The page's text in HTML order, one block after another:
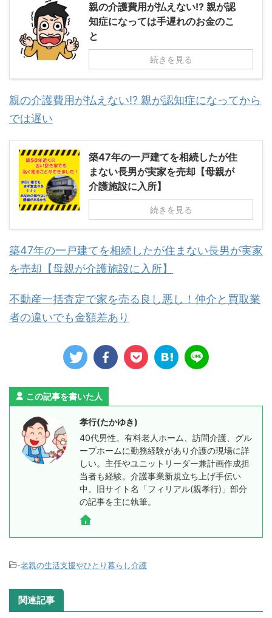
親の介護費用が払えない!? 親が認
知症になっては手遅れのお金のこ
と
続きを見る
親の介護費用が払えない!? 親が認知症になってから
では遅い
築47年の一戸建てを相続したが住
まない長男が実家を売却【母親が
介護施設に入所】
続きを見る
築47年の一戸建てを相続したが住まない長男が実家
を売却【母親が介護施設に入所】
不動産一括査定で家を売る良し悪し！仲介と買取業
者の違いでも金額差あり
この記事を書いた人
孝行(たかゆき)
40代男性。有料老人ホーム、訪問介護、グル
ープホームに勤務経験があり介護の現場に詳
しい。主任やユニットリーダー兼計画作成担
当者も経験。介護事業新規立ち上げ手伝い
中。旧サイト名「フィリアル(親孝行)」部分
の記事を主に執筆。
-老親の生活支援やひとり暮らし介護
関連記事